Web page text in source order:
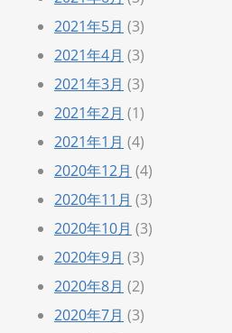
2021年5月 (3)
2021年4月 (3)
2021年3月 (3)
2021年2月 (1)
2021年1月 (4)
2020年12月 (4)
2020年11月 (3)
2020年10月 (3)
2020年9月 (3)
2020年8月 (2)
2020年7月 (3)